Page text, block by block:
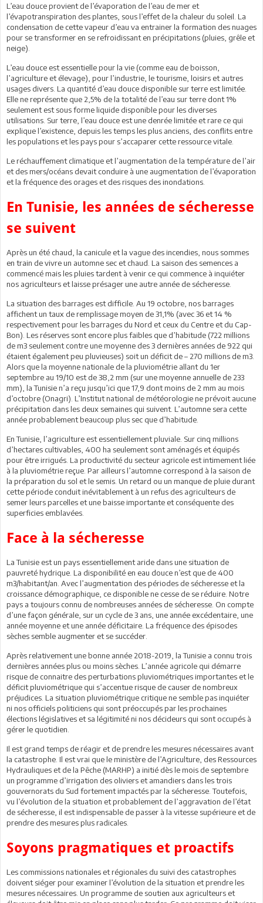
L’eau douce provient de l’évaporation de l’eau de mer et
l’évapotranspiration des plantes, sous l’effet de la chaleur du soleil. La
condensation de cette vapeur d’eau va entrainer la formation des nuages
pour se transformer en se refroidissant en précipitations (pluies, grêle et
neige).
L’eau douce est essentielle pour la vie (comme eau de boisson,
l’agriculture et élevage), pour l’industrie, le tourisme, loisirs et autres
usages divers. La quantité d’eau douce disponible sur terre est limitée.
Elle ne représente que 2,5% de la totalité de l’eau sur terre dont 1%
seulement est sous forme liquide disponible pour les diverses
utilisations. Sur terre, l’eau douce est une denrée limitée et rare ce qui
explique l’existence, depuis les temps les plus anciens, des conflits entre
les populations et les pays pour s’accaparer cette ressource vitale.
Le réchauffement climatique et l’augmentation de la température de l’air
et des mers/océans devait conduire à une augmentation de l’évaporation
et la fréquence des orages et des risques des inondations.
En Tunisie, les années de sécheresse
se suivent
Après un été chaud, la canicule et la vague des incendies, nous sommes
en train de vivre un automne sec et chaud. La saison des semences a
commencé mais les pluies tardent à venir ce qui commence à inquiéter
nos agriculteurs et laisse présager une autre année de sécheresse.
La situation des barrages est difficile. Au 19 octobre, nos barrages
affichent un taux de remplissage moyen de 31,1% (avec 36 et 14 %
respectivement pour les barrages du Nord et ceux du Centre et du Cap-
Bon). Les réserves sont encore plus faibles que d’habitude (722 millions
de m3 seulement contre une moyenne des 3 dernières années de 922 qui
étaient également peu pluvieuses) soit un déficit de – 270 millions de m3.
Alors que la moyenne nationale de la pluviométrie allant du 1er
septembre au 19/10 est de 38,2 mm (sur une moyenne annuelle de 233
mm), la Tunisie n’a reçu jusqu’ici que 17,9 dont moins de 2 mm au mois
d’octobre (Onagri). L’Institut national de météorologie ne prévoit aucune
précipitation dans les deux semaines qui suivent. L’automne sera cette
année probablement beaucoup plus sec que d’habitude.
En Tunisie, l’agriculture est essentiellement pluviale. Sur cinq millions
d’hectares cultivables, 400 ha seulement sont aménagés et équipés
pour être irrigués. La productivité du secteur agricole est intimement liée
à la pluviométrie reçue. Par ailleurs l’automne correspond à la saison de
la préparation du sol et le semis. Un retard ou un manque de pluie durant
cette période conduit inévitablement à un refus des agriculteurs de
semer leurs parcelles et une baisse importante et conséquente des
superficies emblavées.
Face à la sécheresse
La Tunisie est un pays essentiellement aride dans une situation de
pauvreté hydrique. La disponibilité en eau douce n’est que de 400
m3/habitant/an. Avec l’augmentation des périodes de sécheresse et la
croissance démographique, ce disponible ne cesse de se réduire. Notre
pays a toujours connu de nombreuses années de sécheresse. On compte
d’une façon générale, sur un cycle de 3 ans, une année excédentaire, une
année moyenne et une année déficitaire. La fréquence des épisodes
sèches semble augmenter et se succéder.
Après relativement une bonne année 2018-2019, la Tunisie a connu trois
dernières années plus ou moins sèches. L’année agricole qui démarre
risque de connaitre des perturbations pluviométriques importantes et le
déficit pluviométrique qui s’accentue risque de causer de nombreux
préjudices. La situation pluviométrique critique ne semble pas inquiéter
ni nos officiels politiciens qui sont préoccupés par les prochaines
élections législatives et sa légitimité ni nos décideurs qui sont occupés à
gérer le quotidien.
Il est grand temps de réagir et de prendre les mesures nécessaires avant
la catastrophe. Il est vrai que le ministère de l’Agriculture, des Ressources
Hydrauliques et de la Pêche (MARHP) a initié dès le mois de septembre
un programme d’irrigation des oliviers et amandiers dans les trois
gouvernorats du Sud fortement impactés par la sécheresse. Toutefois,
vu l’évolution de la situation et probablement de l’aggravation de l’état
de sécheresse, il est indispensable de passer à la vitesse supérieure et de
prendre des mesures plus radicales.
Soyons pragmatiques et proactifs
Les commissions nationales et régionales du suivi des catastrophes
doivent siéger pour examiner l’évolution de la situation et prendre les
mesures nécessaires. Un programme de soutien aux agriculteurs et